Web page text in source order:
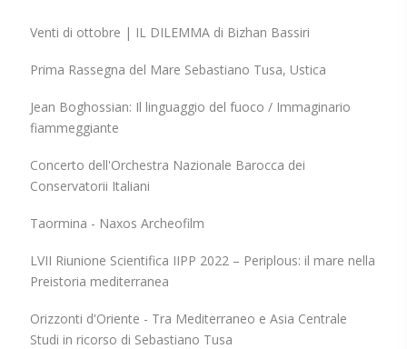
Venti di ottobre | IL DILEMMA di Bizhan Bassiri
Prima Rassegna del Mare Sebastiano Tusa, Ustica
Jean Boghossian: Il linguaggio del fuoco / Immaginario
fiammeggiante
Concerto dell'Orchestra Nazionale Barocca dei
Conservatorii Italiani
Taormina - Naxos Archeofilm
LVII Riunione Scientifica IIPP 2022 – Periplous: il mare nella
Preistoria mediterranea
Orizzonti d'Oriente - Tra Mediterraneo e Asia Centrale
Studi in ricorso di Sebastiano Tusa